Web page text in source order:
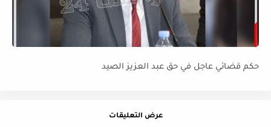
حكم قضائي عاجل في حق عبد العزيز الصيد
عرض التعليقات